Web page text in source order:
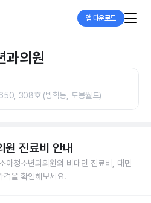
앱 다운로드
과의원
308호 (방학동, 도봉월드)
원 진료비 안내
아청소년과의원의 비대면 진료비, 대면
격을 확인해보세요.